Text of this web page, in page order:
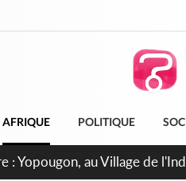
AFRIQUE POLITIQUE
: CHU de Treichville, après